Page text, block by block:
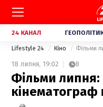
24 КАНАЛ
Lifestyle 24 Кіно
18 липня, 19:02 8
Фільми липня:
кінематограф